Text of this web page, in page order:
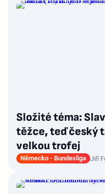
Složité téma:
těžce, teď český
velkou trofej
Německo - Bundesliga Jiří